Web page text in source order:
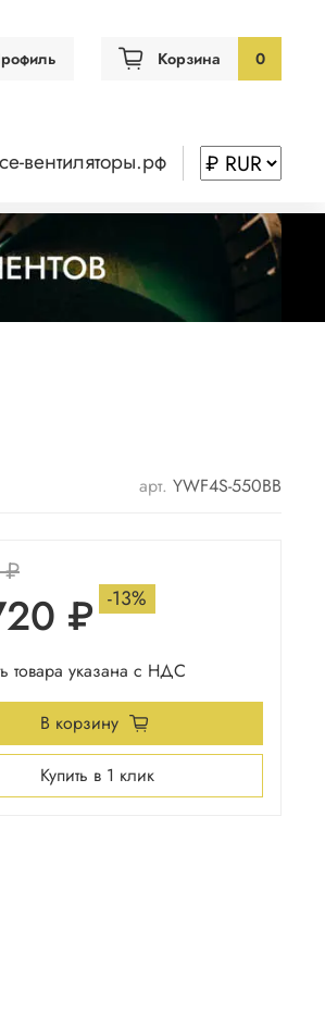
Корзина 0
вентиляторы.рф
арт. YWF4S-550BB
₽
₽ -13%
товара указана с НДС
В корзину
Купить в 1 клик